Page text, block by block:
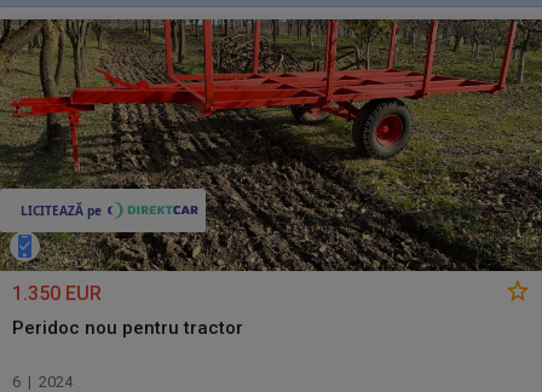
1.350 EUR
Peridoc nou pentru tractor
6 | 2024